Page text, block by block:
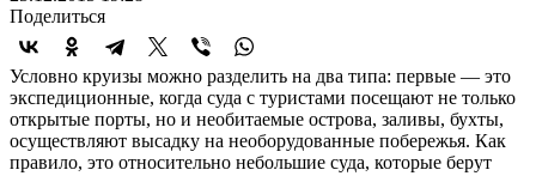
Поделиться
Условно круизы можно разделить на два типа: первые — это
экспедиционные, когда суда с туристами посещают не только
открытые порты, но и необитаемые острова, заливы, бухты,
осуществляют высадку на необорудованные побережья. Как
правило, это относительно небольшие суда, которые берут